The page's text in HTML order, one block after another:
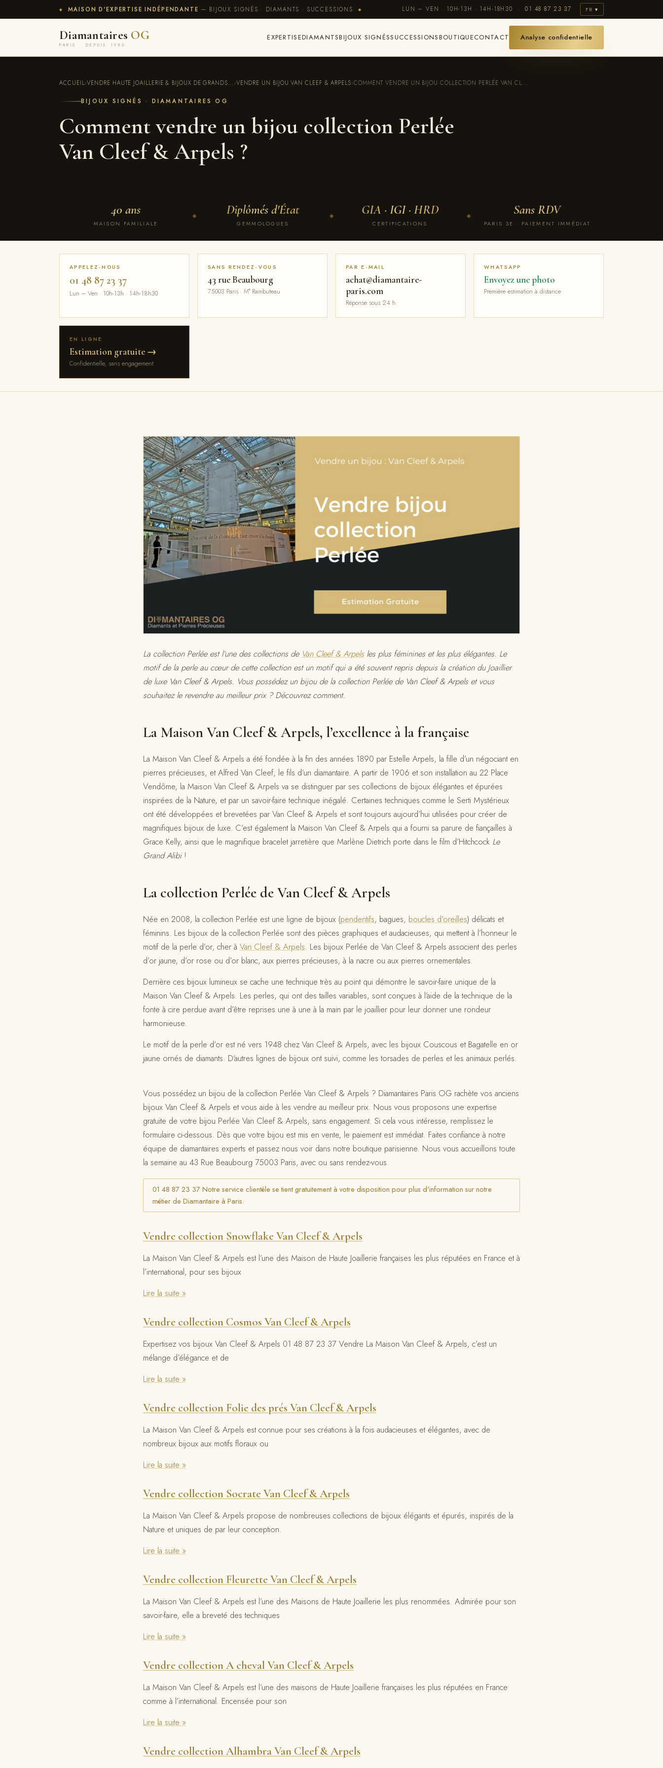
◆ MAISON D'EXPERTISE INDÉPENDANTE — BIJOUX SIGNÉS · DIAMANTS · SUCCESSIONS ◆ LUN – VEN · 10H-13H · 14H-18H30 ·01 48 87 23 37 FR ▾
Diamantaires OG
PARIS · DEPUIS 1985
EXPERTISEDIAMANTSBIJOUX SIGNÉSSUCCESSIONSBOUTIQUECONTACT Analyse confidentielle
ACCUEIL›VENDRE HAUTE JOAILLERIE & BIJOUX DE GRANDS...›VENDRE UN BIJOU VAN CLEEF & ARPELS›COMMENT VENDRE UN BIJOU COLLECTION PERLÉE VAN CL...
BIJOUX SIGNÉS · DIAMANTAIRES OG
Comment vendre un bijou collection Perlée
Van Cleef & Arpels ?
40 ans
MAISON FAMILIALE
◆ Diplômés d'État
GEMMOLOGUES
◆ GIA · IGI · HRD
CERTIFICATIONS
◆ Sans RDV
PARIS 3E · PAIEMENT IMMÉDIAT
APPELEZ-NOUS
01 48 87 23 37
Lun – Ven · 10h-13h · 14h-18h30
SANS RENDEZ-VOUS
43 rue Beaubourg
75003 Paris · M° Rambuteau
PAR E-MAIL
achat@diamantaire-
paris.com
Réponse sous 24 h
WHATSAPP
Envoyez une photo
Première estimation à distance
EN LIGNE
Estimation gratuite →
Confidentielle, sans engagement
La collection Perlée est l’une des collections de Van Cleef & Arpelsles plus féminines et les plus élégantes. Le
motif de la perle au cœur de cette collection est un motif qui a été souvent repris depuis la création du Joaillier
de luxe Van Cleef & Arpels. Vous possédez un bijou de la collection Perlée de Van Cleef & Arpels et vous
souhaitez le revendre au meilleur prix ? Découvrez comment.
La Maison Van Cleef & Arpels, l’excellence à la française
La Maison Van Cleef & Arpels a été fondée à la fin des années 1890 par Estelle Arpels, la fille d’un négociant en
pierres précieuses, et Alfred Van Cleef, le fils d’un diamantaire. A partir de 1906 et son installation au 22 Place
Vendôme, la Maison Van Cleef & Arpels va se distinguer par ses collections de bijoux élégantes et épurées
inspirées de la Nature, et par un savoir-faire technique inégalé. Certaines techniques comme le Serti Mystérieux
ont été développées et brevetées par Van Cleef & Arpels et sont toujours aujourd’hui utilisées pour créer de
magnifiques bijoux de luxe. C’est également la Maison Van Cleef & Arpels qui a fourni sa parure de fiançailles à
Grace Kelly, ainsi que le magnifique bracelet jarretière que Marlène Dietrich porte dans le film d’Hitchcock Le
Grand Alibi !
La collection Perlée de Van Cleef & Arpels
Née en 2008, la collection Perlée est une ligne de bijoux (pendentifs, bagues, boucles d’oreilles) délicats et
féminins. Les bijoux de la collection Perlée sont des pièces graphiques et audacieuses, qui mettent à l’honneur le
motif de la perle d’or, cher à Van Cleef & Arpels. Les bijoux Perlée de Van Cleef & Arpels associent des perles
d’or jaune, d’or rose ou d’or blanc, aux pierres précieuses, à la nacre ou aux pierres ornementales.
Derrière ces bijoux lumineux se cache une technique très au point qui démontre le savoir-faire unique de la
Maison Van Cleef & Arpels. Les perles, qui ont des tailles variables, sont conçues à l’aide de la technique de la
fonte à cire perdue avant d’être reprises une à une à la main par le joaillier pour leur donner une rondeur
harmonieuse.
Le motif de la perle d’or est né vers 1948 chez Van Cleef & Arpels, avec les bijoux Couscous et Bagatelle en or
jaune ornés de diamants. D’autres lignes de bijoux ont suivi, comme les torsades de perles et les animaux perlés.
Vous possédez un bijou de la collection Perlée Van Cleef & Arpels ? Diamantaires Paris OG rachète vos anciens
bijoux Van Cleef & Arpels et vous aide à les vendre au meilleur prix. Nous vous proposons une expertise
gratuite de votre bijou Perlée Van Cleef & Arpels, sans engagement. Si cela vous intéresse, remplissez le
formulaire ci-dessous. Dès que votre bijou est mis en vente, le paiement est immédiat. Faites confiance à notre
équipe de diamantaires experts et passez nous voir dans notre boutique parisienne. Nous vous accueillons toute
la semaine au 43 Rue Beaubourg 75003 Paris, avec ou sans rendez-vous.
01 48 87 23 37 Notre service clientèle se tient gratuitement à votre disposition pour plus d'information sur notre
métier de Diamantaire à Paris.
Vendre collection Snowflake Van Cleef & Arpels
La Maison Van Cleef & Arpels est l’une des Maison de Haute Joaillerie françaises les plus réputées en France et à
l’international, pour ses bijoux
Lire la suite »
Vendre collection Cosmos Van Cleef & Arpels
Expertisez vos bijoux Van Cleef & Arpels 01 48 87 23 37 Vendre La Maison Van Cleef & Arpels, c’est un
mélange d’élégance et de
Lire la suite »
Vendre collection Folie des prés Van Cleef & Arpels
La Maison Van Cleef & Arpels est connue pour ses créations à la fois audacieuses et élégantes, avec de
nombreux bijoux aux motifs floraux ou
Lire la suite »
Vendre collection Socrate Van Cleef & Arpels
La Maison Van Cleef & Arpels propose de nombreuses collections de bijoux élégants et épurés, inspirés de la
Nature et uniques de par leur conception.
Lire la suite »
Vendre collection Fleurette Van Cleef & Arpels
La Maison Van Cleef & Arpels est l’une des Maisons de Haute Joaillerie les plus renommées. Admirée pour son
savoir-faire, elle a breveté des techniques
Lire la suite »
Vendre collection A cheval Van Cleef & Arpels
La Maison Van Cleef & Arpels est l’une des maisons de Haute Joaillerie françaises les plus réputées en France
comme à l’international. Encensée pour son
Lire la suite »
Vendre collection Alhambra Van Cleef & Arpels